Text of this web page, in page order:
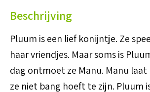
Beschrijving
Pluum is een lief konijntje. Ze
haar vriendjes. Maar soms is
dag ontmoet ze Manu. Manu laat
ze niet bang hoeft te zijn. Pluum